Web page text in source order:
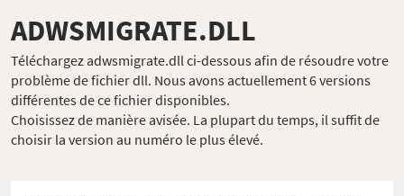
ADWSMIGRATE.DLL
Téléchargez adwsmigrate.dll ci-dessous afin de résoudre votre
problème de fichier dll. Nous avons actuellement 6 versions
différentes de ce fichier disponibles.
Choisissez de manière avisée. La plupart du temps, il suffit de
choisir la version au numéro le plus élevé.